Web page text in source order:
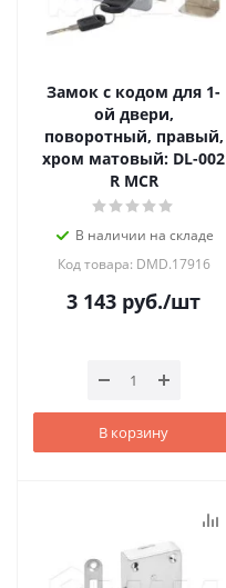
Замок с кодом для 1-
ой двери,
поворотный, правый,
хром матовый: DL-002
R MCR
В наличии на складе
Код товара: DMD.17916
3 143 руб./шт
В корзину